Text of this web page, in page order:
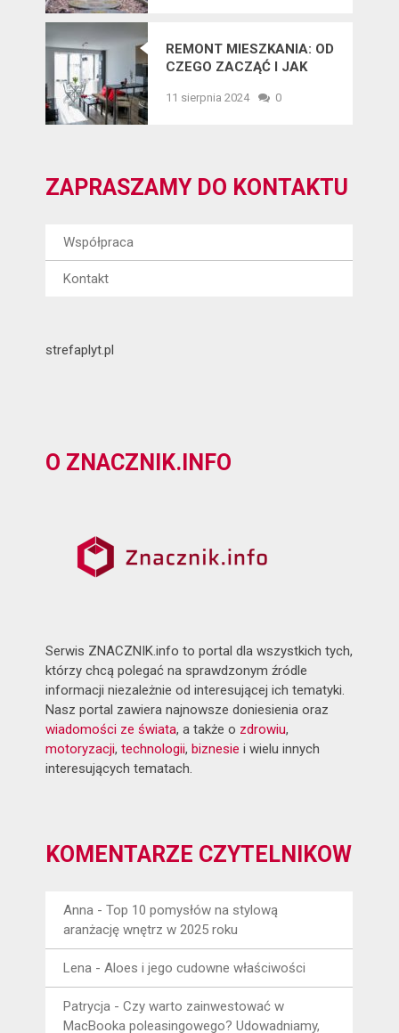
REMONT MIESZKANIA: OD
CZEGO ZACZĄĆ I JAK
11 sierpnia 2024 0
ZAPRASZAMY DO KONTAKTU
Współpraca
Kontakt
strefaplyt.pl
O ZNACZNIK.INFO
Serwis ZNACZNIK.info to portal dla wszystkich tych,
którzy chcą polegać na sprawdzonym źródle
informacji niezależnie od interesującej ich tematyki.
Nasz portal zawiera najnowsze doniesienia oraz
wiadomości ze świata, a także o zdrowiu,
motoryzacji,technologii,biznesie i wielu innych
interesujących tematach.
KOMENTARZE CZYTELNIKÓW
Anna -Top 10 pomysłów na stylową
aranżację wnętrz w 2025 roku
Lena -Aloes i jego cudowne właściwości
Patrycja -Czy warto zainwestować w
MacBooka poleasingowego? Udowadniamy,